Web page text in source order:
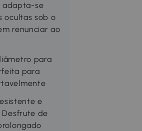
adapta-se
ocultas sob o
renunciar ao
para
para
e
de